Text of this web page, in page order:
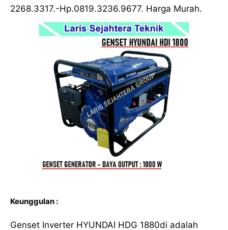
2268.3317.-Hp.0819.3236.9677. Harga Murah.
Keunggulan :
Genset Inverter HYUNDAI HDG 1880di adalah